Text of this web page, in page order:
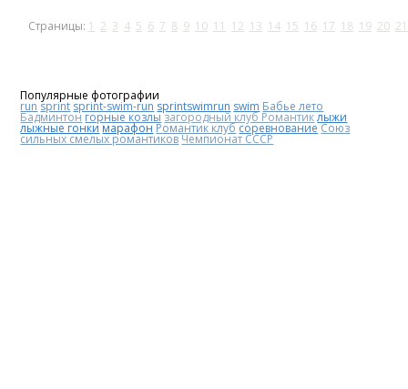
Страницы: 1 2 3 4 5 6 7 8 9 10 11 12 13 14 15 16 17 18 19 20 21
Популярные фотографии
run sprint sprint-swim-run sprintswimrun swim Бабье лето
Бадминтонгорные козлы загородный клуб Романтиклыжи
лыжные гонки марафонРомантик клубсоревнованиеСоюз
сильных смелых романтиковЧемпионат СССР